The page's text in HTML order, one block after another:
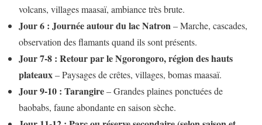
volcans, villages maasaï, ambiance très brute.
Jour 6 : Journée autour du lac Natron– Marche, cascades,
observation des flamants quand ils sont présents.
Jour 7-8 : Retour par le Ngorongoro, région des hauts
plateaux– Paysages de crêtes, villages, bomas maasaï.
Jour 9-10 : Tarangire– Grandes plaines ponctuées de
baobabs, faune abondante en saison sèche.